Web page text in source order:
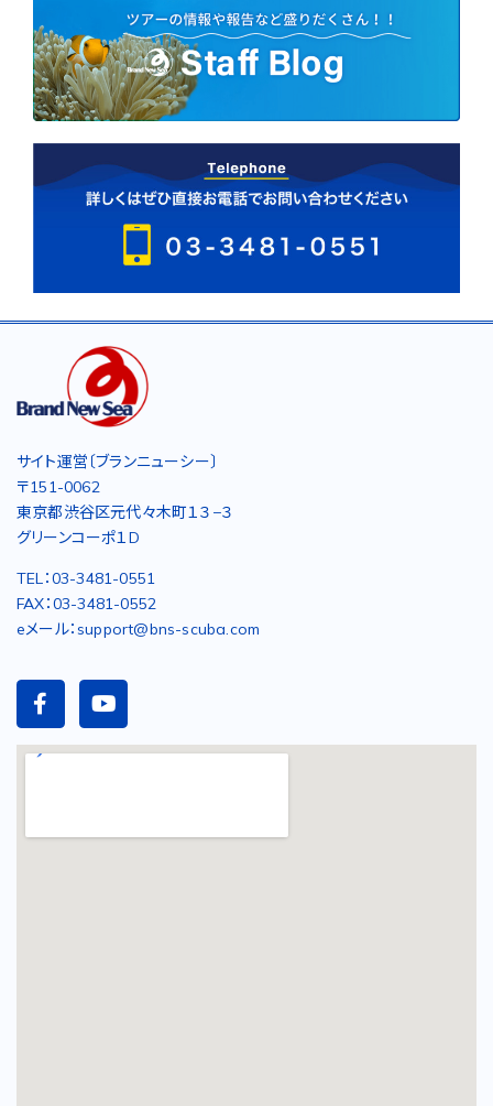
サイト運営〔ブランニューシー〕
〒151-0062
東京都渋谷区元代々木町１３−３
グリーンコーポ１D
TEL：03-3481-0551
FAX：03-3481-0552
eメール：support@bns-scuba.com